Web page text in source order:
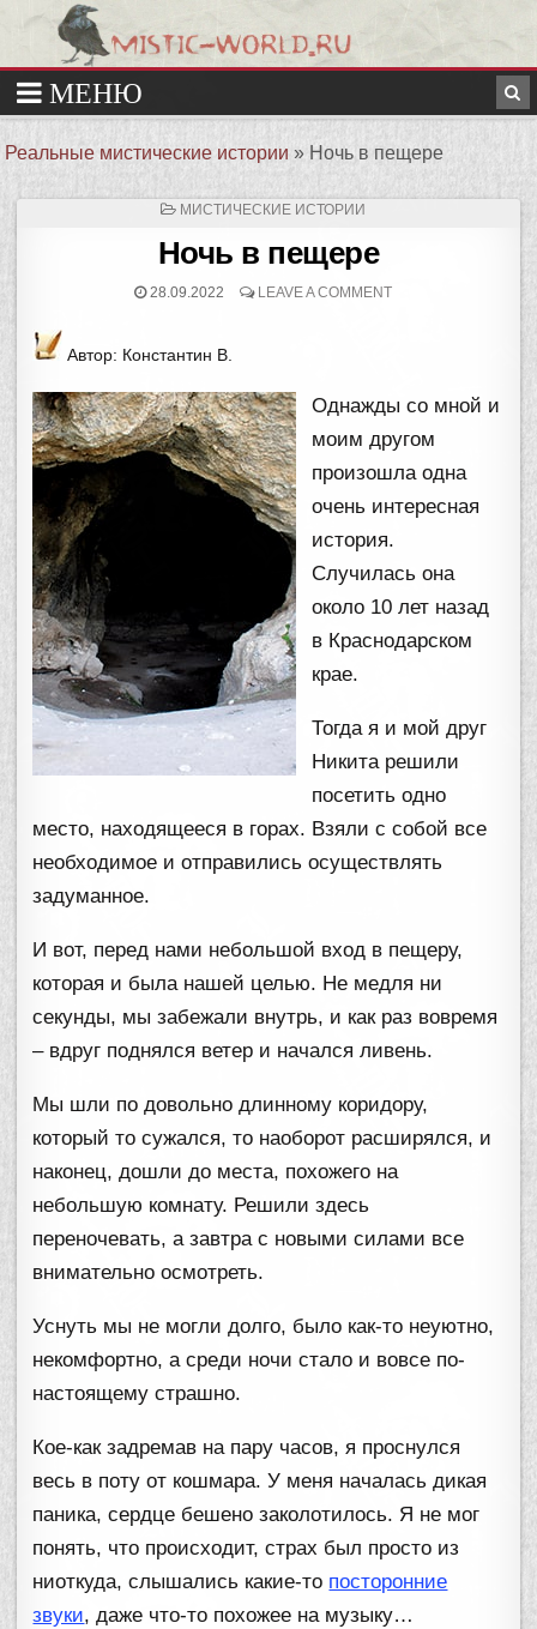
Реальные мистические истории » Ночь в пещере
ОПУБЛИКОВАНО
МИСТИЧЕСКИЕ ИСТОРИИ
Ночь в пещере
28.09.2022 LEAVE A COMMENT
Автор: Константин В.
Однажды со мной и
моим другом
произошла одна
очень интересная
история.
Случилась она
около 10 лет назад
в Краснодарском
крае.
Тогда я и мой друг
Никита решили
посетить одно
место, находящееся в горах. Взяли с собой все
необходимое и отправились осуществлять
задуманное.
И вот, перед нами небольшой вход в пещеру,
которая и была нашей целью. Не медля ни
секунды, мы забежали внутрь, и как раз вовремя
– вдруг поднялся ветер и начался ливень.
Мы шли по довольно длинному коридору,
который то сужался, то наоборот расширялся, и
наконец, дошли до места, похожего на
небольшую комнату. Решили здесь
переночевать, а завтра с новыми силами все
внимательно осмотреть.
Уснуть мы не могли долго, было как-то неуютно,
некомфортно, а среди ночи стало и вовсе по-
настоящему страшно.
Кое-как задремав на пару часов, я проснулся
весь в поту от кошмара. У меня началась дикая
паника, сердце бешено заколотилось. Я не мог
понять, что происходит, страх был просто из
ниоткуда, слышались какие-то посторонние
звуки, даже что-то похожее на музыку…